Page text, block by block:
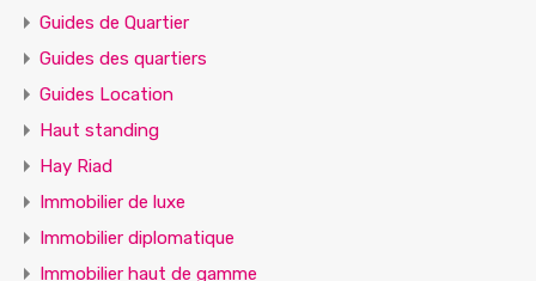
Guides de Quartier
Guides des quartiers
Guides Location
Haut standing
Hay Riad
Immobilier de luxe
Immobilier diplomatique
Immobilier haut de gamme